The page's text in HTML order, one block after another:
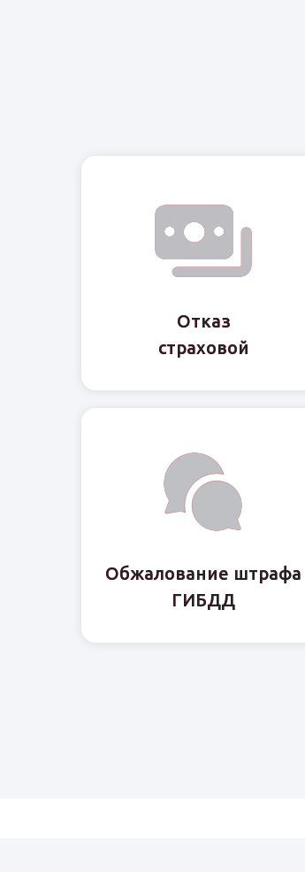
Отказ
страховой
Отказ
страховой
Обжалование штрафа
ГИБДД
Обжалование штрафа
ГИБДД